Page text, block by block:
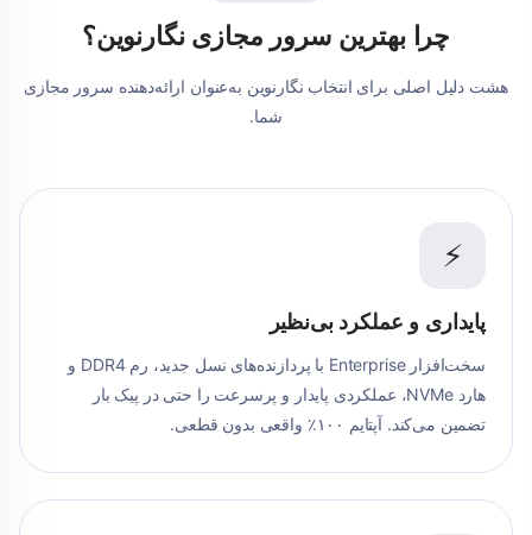
چرا بهترین سرور مجازی نگارنوین؟
هشت دلیل اصلی برای انتخاب نگارنوین به‌عنوان ارائه‌دهنده سرور مجازی
شما.
⚡
پایداری و عملکرد بی‌نظیر
سخت‌افزار Enterprise با پردازنده‌های نسل جدید، رم DDR4 و
هارد NVMe، عملکردی پایدار و پرسرعت را حتی در پیک بار
تضمین می‌کند. آپتایم ۱۰۰٪ واقعی بدون قطعی.